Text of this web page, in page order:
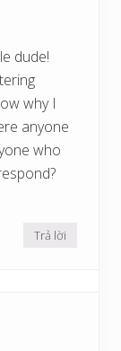
dude!
why I
anyone
who
Trả lời